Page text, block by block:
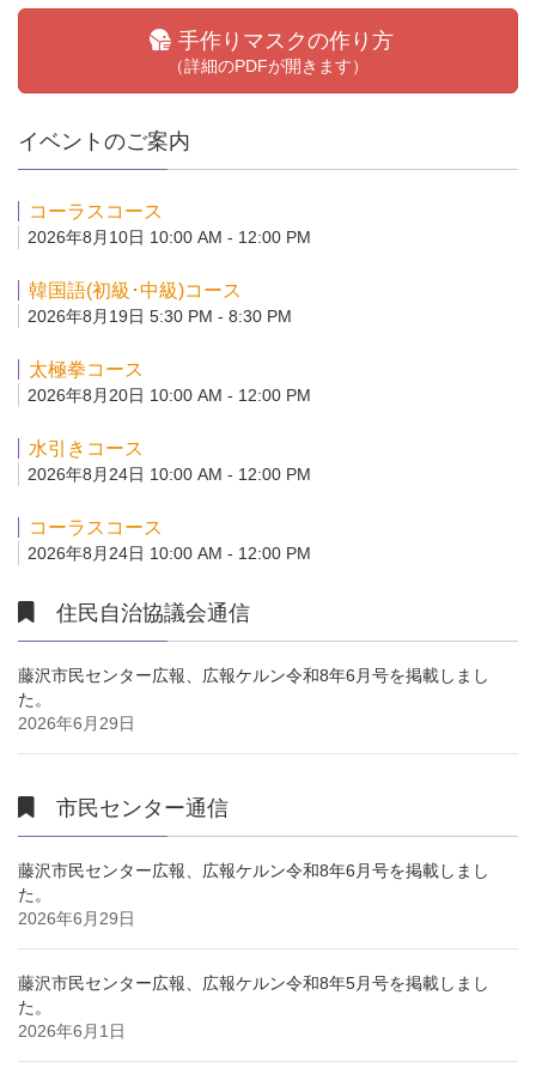
手作りマスクの作り方
（詳細のPDFが開きます）
イベントのご案内
コーラスコース
2026年8月10日 10:00 AM - 12:00 PM
韓国語(初級･中級)コース
2026年8月19日 5:30 PM - 8:30 PM
太極拳コース
2026年8月20日 10:00 AM - 12:00 PM
水引きコース
2026年8月24日 10:00 AM - 12:00 PM
コーラスコース
2026年8月24日 10:00 AM - 12:00 PM
住民自治協議会通信
藤沢市民センター広報、広報ケルン令和8年6月号を掲載しまし
た。
2026年6月29日
市民センター通信
藤沢市民センター広報、広報ケルン令和8年6月号を掲載しまし
た。
2026年6月29日
藤沢市民センター広報、広報ケルン令和8年5月号を掲載しまし
た。
2026年6月1日